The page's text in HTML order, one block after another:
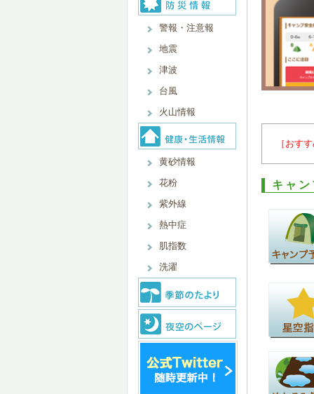
警報・注意報
地震
津波
台風
火山情報
黄砂情報
花粉
紫外線
熱中症
肌指数
洗濯
［おす
キャ